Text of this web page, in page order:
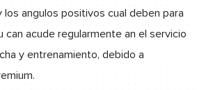
los angulos positivos cual deben para
can acude regularmente an el servicio
y entrenamiento, debido a